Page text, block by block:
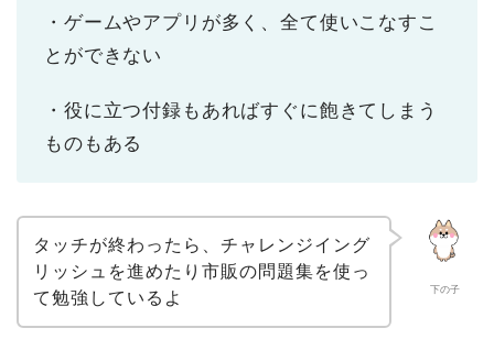
・ゲームやアプリが多く、全て使いこなすこ
とができない
・役に立つ付録もあればすぐに飽きてしまう
ものもある
下の子
タッチが終わったら、チャレンジイング
リッシュを進めたり市販の問題集を使っ
て勉強しているよ